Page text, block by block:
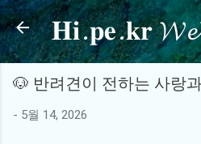
기본 콘텐츠로
𝐇𝐢.𝐩𝐞.𝐤𝐫
🐶 반려견이 전하는 사랑
- 5월 14, 2026